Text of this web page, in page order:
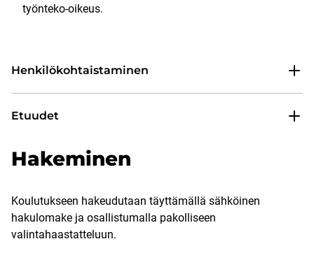
työnteko-oikeus.
Henkilökohtaistaminen
Etuudet
Hakeminen
Koulutukseen hakeudutaan täyttämällä sähköinen
hakulomake ja osallistumalla pakolliseen
valintahaastatteluun.